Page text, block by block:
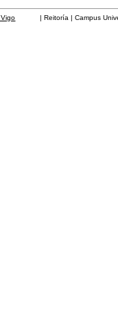
| Reitoría | Campus